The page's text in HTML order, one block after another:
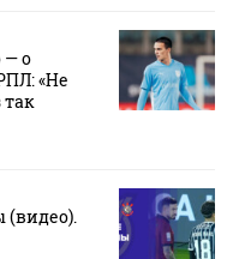
— о
«Не
так
(видео).